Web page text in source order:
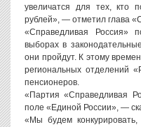
увеличатся для тех, кто
рублей», — отметил глава
«Справедливая Россия»
выборах в
они пройдут. К этому
региональных
пенсионеров.
«Партия «Справедливая
поле «Единой России», —
«Мы будем